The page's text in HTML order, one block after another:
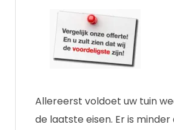
Allereerst voldoet uw tuin
de laatste eisen. Er is